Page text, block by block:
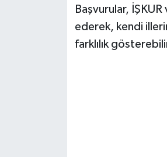
Başvurular,
ederek, kendi
farklılık